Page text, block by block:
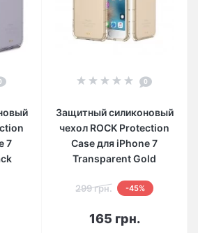
7
0
Защитный силиконовый
чехол ROCK Protection
Case для iPhone 7
Transparent Gold
299 грн. -45%
165 грн.